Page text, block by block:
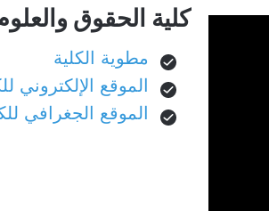
كلية الحقوق
مطوية الكلية
الموقع الإلكتروني
الموقع الجغرافي